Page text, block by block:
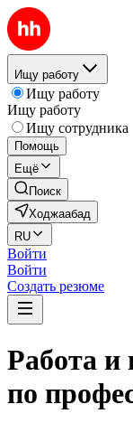
Ищу работу
Ищу работу
Ищу работу
Ищу сотрудника
Помощь
Ещё
Поиск
Ходжаабад
RU
Войти
Войти
Создать резюме
Работа и
по